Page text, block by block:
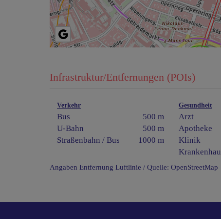
Infrastruktur/Entfernungen (POIs)
Verkehr
Bus
500 m
U-Bahn
500 m
Straßenbahn / Bus
1000 m
Gesundheit
Arzt
Apotheke
Klinik
Angaben Entfernung Luftlinie / Quelle: OpenStreetMap